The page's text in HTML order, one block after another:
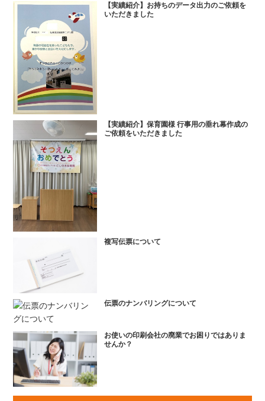
【実績紹介】お持ちのデータ出力のご依頼を
いただきました
【実績紹介】保育園様 行事用の垂れ幕作成の
ご依頼をいただきました
複写伝票について
伝票のナンバリングについて
お使いの印刷会社の廃業でお困りではありま
せんか？